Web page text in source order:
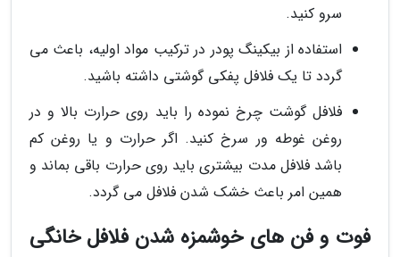
سرو کنید.
استفاده از بیکینگ پودر در ترکیب مواد اولیه، باعث می
گردد تا یک فلافل پفکی گوشتی داشته باشید.
فلافل گوشت چرخ نموده را باید روی حرارت بالا و در
روغن غوطه ور سرخ کنید. اگر حرارت و یا روغن کم
باشد فلافل مدت بیشتری باید روی حرارت باقی بماند و
همین امر باعث خشک شدن فلافل می گردد.
فوت و فن های خوشمزه شدن فلافل خانگی